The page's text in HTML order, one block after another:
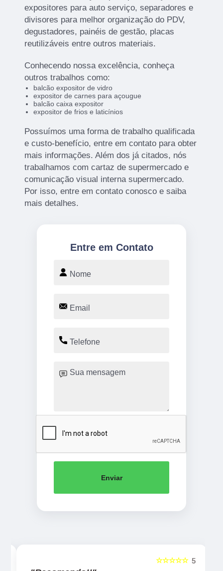
expositores para auto serviço, separadores e
divisores para melhor organização do PDV,
degustadores, painéis de gestão, placas
reutilizáveis entre outros materiais.
Conhecendo nossa excelência, conheça
outros trabalhos como:
balcão expositor de vidro
expositor de carnes para açougue
balcão caixa expositor
expositor de frios e laticínios
Possuímos uma forma de trabalho qualificada
e custo-benefício, entre em contato para obter
mais informações. Além dos já citados, nós
trabalhamos com cartaz de supermercado e
comunicação visual interna supermercado.
Por isso, entre em contato conosco e saiba
mais detalhes.
Entre em Contato
Enviar
5
☆☆☆☆☆